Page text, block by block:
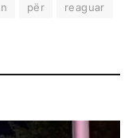
për
reaguar